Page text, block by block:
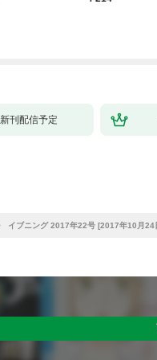
新刊配信予定
イブニング 2017年22号 [2017年10月24